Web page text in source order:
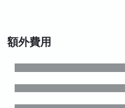
額外費用